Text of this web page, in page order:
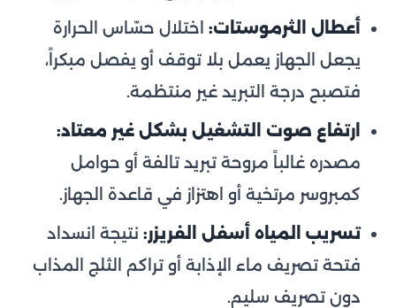
أعطال الثرموستات: اختلال حسّاس الحرارة
يجعل الجهاز يعمل بلا توقف أو يفصل مبكراً،
فتصبح درجة التبريد غير منتظمة.
ارتفاع صوت التشغيل بشكل غير معتاد:
مصدره غالباً مروحة تبريد تالفة أو حوامل
كمبروسر مرتخية أو اهتزاز في قاعدة الجهاز.
تسريب المياه أسفل الفريزر: نتيجة انسداد
فتحة تصريف ماء الإذابة أو تراكم الثلج المذاب
دون تصريف سليم.